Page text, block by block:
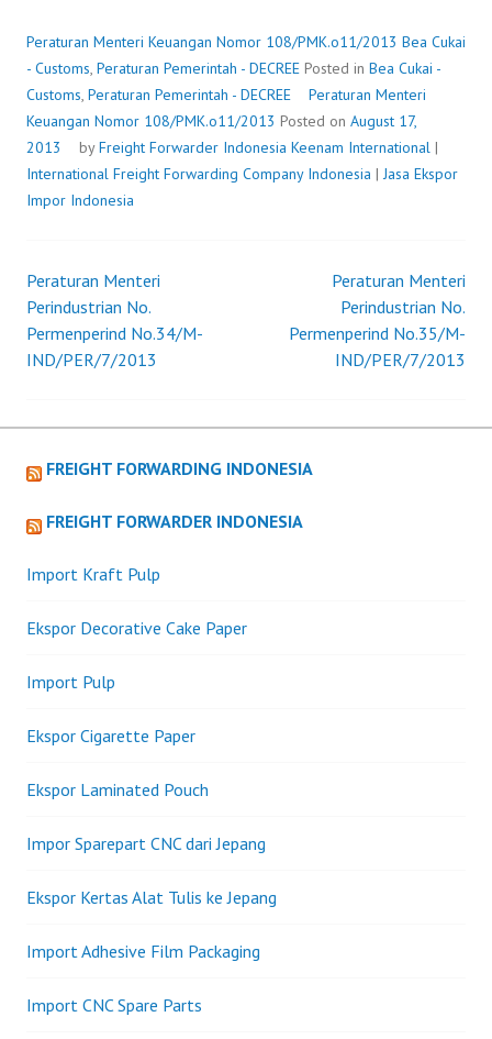
NOMOR
108/PMK.O11/2013
Peraturan Menteri Keuangan Nomor 108/PMK.o11/2013 Bea Cukai
- Customs, Peraturan Pemerintah - DECREE Posted in Bea Cukai -
Customs, Peraturan Pemerintah - DECREE
Peraturan Menteri
Keuangan Nomor 108/PMK.o11/2013 Posted on August 17,
2013
byFreight Forwarder Indonesia Keenam International |
International Freight Forwarding Company Indonesia |Jasa Ekspor
Impor Indonesia
Post
navigation
Peraturan Menteri
Perindustrian No.
Permenperind No.34/M-
IND/PER/7/2013
Peraturan Menteri
Perindustrian No.
Permenperind No.35/M-
IND/PER/7/2013
FREIGHT FORWARDING INDONESIA
FREIGHT FORWARDER INDONESIA
Import Kraft Pulp
Ekspor Decorative Cake Paper
Import Pulp
Ekspor Cigarette Paper
Ekspor Laminated Pouch
Impor Sparepart CNC dari Jepang
Ekspor Kertas Alat Tulis ke Jepang
Import Adhesive Film Packaging
Import CNC Spare Parts